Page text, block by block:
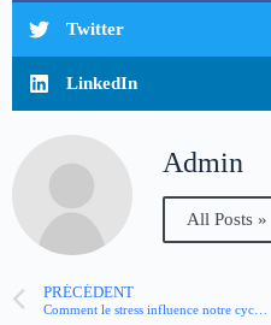
Twitter
LinkedIn
Admin
All Posts »
PRÉCÉDENT